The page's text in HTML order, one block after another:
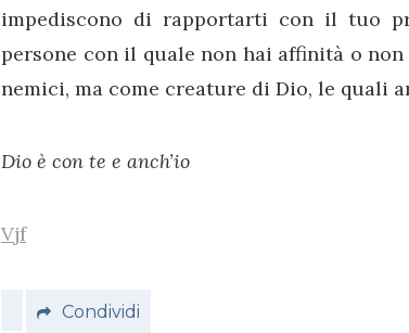
impediscono di rapportarti con il tuo
persone con il quale non hai affinità o
nemici, ma come creature di Dio, le quali
Dio è con te e anch’io
Vjf
Condividi